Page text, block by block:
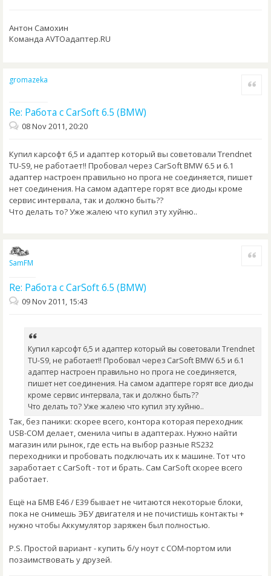
Антон Самохин
Команда AVTOадаптер.RU
gromazeka
Re: Работа с CarSoft 6.5 (BMW)
Quote
08 Nov 2011, 20:20
Купил карсофт 6,5 и адаптер который вы советовали Trendnet
TU-S9, не работает!! Пробовал через CarSoft BMW 6.5 и 6.1
адаптер настроен правильно но прога не соединяется, пишет
нет соединения. На самом адаптере горят все диоды кроме
сервис интервала, так и должно быть??
Что делать то? Уже жалею что купил эту хуйню..
SamFM
Re: Работа с CarSoft 6.5 (BMW)
Quote
09 Nov 2011, 15:43
Купил карсофт 6,5 и адаптер который вы советовали Trendnet
TU-S9, не работает!! Пробовал через CarSoft BMW 6.5 и 6.1
адаптер настроен правильно но прога не соединяется,
пишет нет соединения. На самом адаптере горят все диоды
кроме сервис интервала, так и должно быть??
Что делать то? Уже жалею что купил эту хуйню..
Так, без паники: скорее всего, контора которая переходник
USB-COM делает, сменила чипы в адаптерах. Нужно найти
магазин или рынок, где есть на выбор разные RS232
переходники и пробовать подключать их к машине. Тот что
заработает с CarSoft - тот и брать. Сам CarSoft скорее всего
работает.
Ещё на БМВ E46 / E39 бывает не читаются некоторые блоки,
пока не снимешь ЭБУ двигателя и не почистишь контакты +
нужно чтобы Аккумулятор заряжен был полностью.
P.S. Простой вариант - купить б/у ноут с COM-портом или
позаимствовать у друзей.